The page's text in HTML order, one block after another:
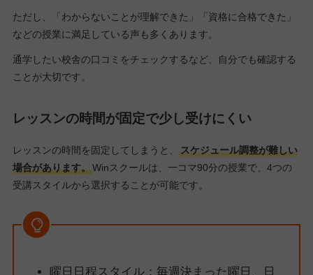
ただし、「わからないことが理解できた」「資格に合格できた」
などの授業に満足している声も多くあります。
通学したい校舎の口コミをチェックするなど、自分でも確認する
ことが大切です。
レッスンの時間が固定で少し受けにくい
レッスンの時間を固定してしまうと、
スケジュール調整が難しい
場合があります。Winスクールは、一コマ90分の授業で、4つの
受講スタイルから選択することが可能です。
曜日日程スタイル：毎週決まった曜日、日